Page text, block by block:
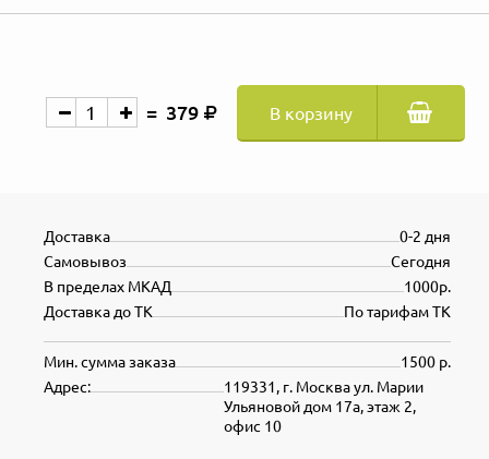
379 В корзину
0-2 дня
Доставка
Сегодня
Самовывоз
1000р.
В пределах МКАД
По тарифам ТК
Доставка до ТК
1500 р.
Мин. сумма заказа
119331, г. Москва ул. Марии
Ульяновой дом 17а, этаж 2,
офис 10
Адрес: